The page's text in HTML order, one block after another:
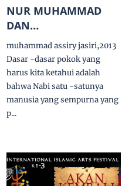
NUR MUHAMMAD
DAN
KESEMPURNAAN
ATAS DIRI NABI.SAW
muhammad assiry jasiri,2013
Dasar -dasar pokok yang
harus kita ketahui adalah
bahwa Nabi satu -satunya
manusia yang sempurna yang
p...